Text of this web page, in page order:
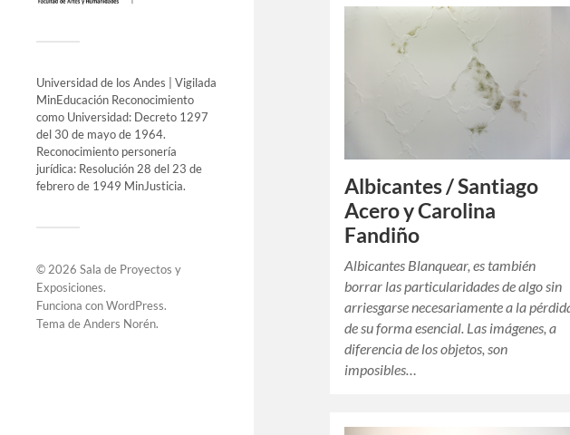
Universidad de los Andes | Vigilada
MinEducación Reconocimiento
como Universidad: Decreto 1297
del 30 de mayo de 1964.
Reconocimiento personería
jurídica: Resolución 28 del 23 de
febrero de 1949 MinJusticia.
© 2026 Sala de Proyectos y
Exposiciones.
Funciona conWordPress.
Tema deAnders Norén.
Albicantes / Santiago
Acero y Carolina
Fandiño
Albicantes Blanquear, es también
borrar las particularidades de algo sin
arriesgarse necesariamente a la
de su forma esencial. Las imágenes, a
diferencia de los objetos, son
imposibles…